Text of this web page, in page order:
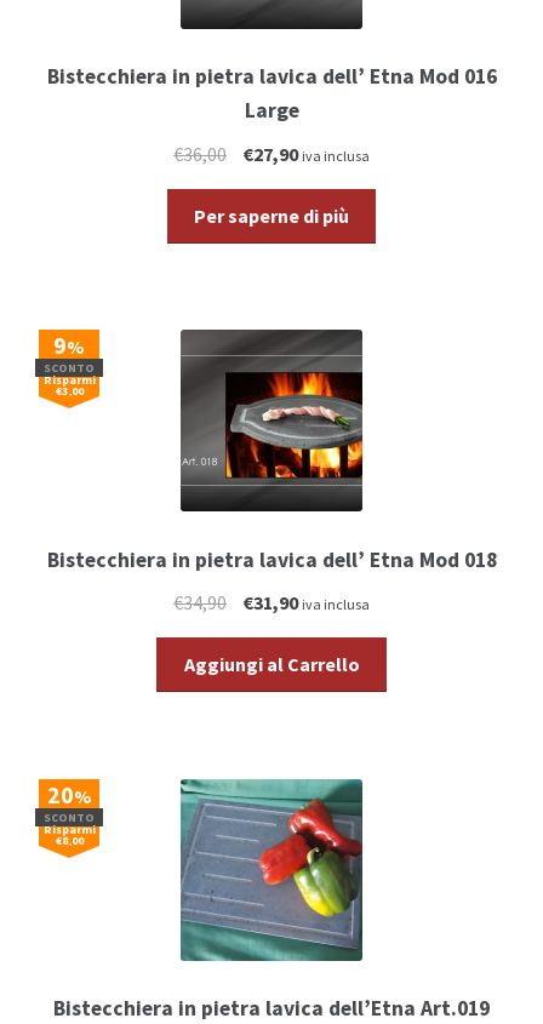
Bistecchiera in pietra lavica dell’ Etna Mod 016
Large
€36,00 €27,90 iva inclusa
Per saperne di più
Bistecchiera in pietra lavica dell’ Etna Mod 018
9%
SCONTO
Risparmi
€3,00
€34,90 €31,90 iva inclusa
Aggiungi al Carrello
Bistecchiera in pietra lavica dell’Etna Art.019
20%
SCONTO
Risparmi
€8,00